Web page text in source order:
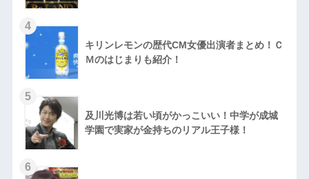
キリンレモンの歴代CM女優出演者まとめ！Ｃ
Ｍのはじまりも紹介！
及川光博は若い頃がかっこいい！中学が成城
学園で実家が金持ちのリアル王子様！